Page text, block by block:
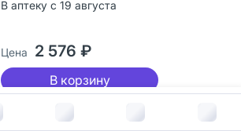
В корзину за2 245
В аптеку с 19 августа
Цена 2 576 ₽
В корзину
PureVision2 / -3.00/8.6/14.0 на 1